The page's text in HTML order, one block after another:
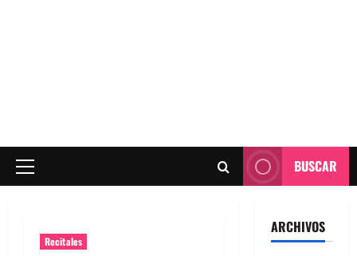
Menú
BUSCAR
Recitales
ARCHIVOS